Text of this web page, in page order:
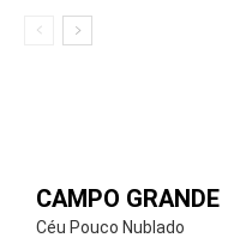
CAMPO GRANDE
Céu Pouco Nublado